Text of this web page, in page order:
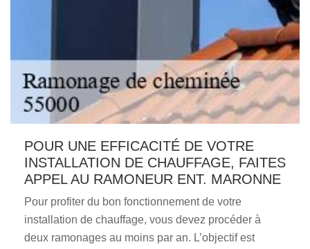
POUR UNE EFFICACITÉ DE VOTRE
INSTALLATION DE CHAUFFAGE, FAITES
APPEL AU RAMONEUR ENT. MARONNE
Pour profiter du bon fonctionnement de votre
installation de chauffage, vous devez procéder à
deux ramonages au moins par an. L’objectif est